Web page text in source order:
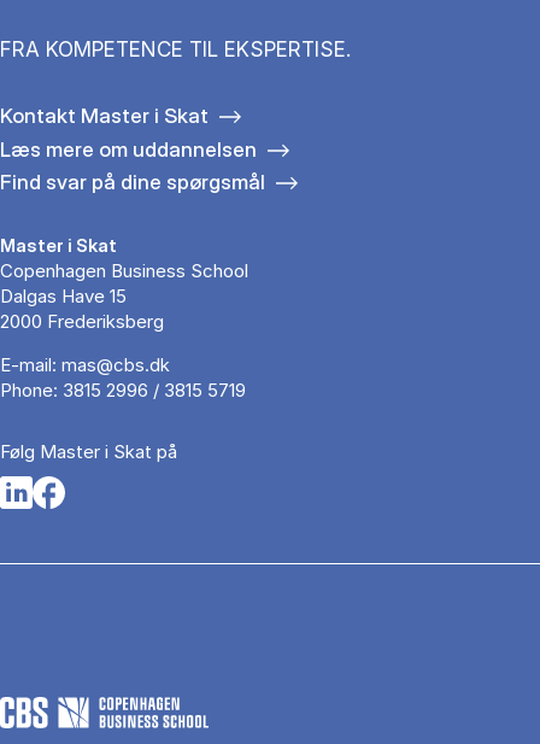
FRA KOMPETENCE TIL EKSPERTISE.
Kontakt Master i Skat
Læs mere om uddannelsen
Find svar på dine spørgsmål
Master i Skat
Copenhagen Business School
Dalgas Have 15
2000 Frederiksberg
E-mail: mas@cbs.dk
Phone: 3815 2996 / 3815 5719
Følg Master i Skat på
Opens in a new tab
Opens in a new tab